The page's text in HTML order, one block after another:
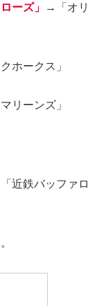
ーズ」
→「オリ
ホークス」
リーンズ」
近鉄バッファロ